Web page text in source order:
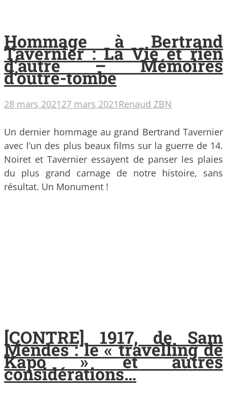
Hommage à Bertrand
Tavernier : La Vie et rien
d’autre – Mémoires
d’outre-tombe
28 mars 202127 mars 2021 Renaud ZBN
Un dernier hommage au grand Bertrand Tavernier
avec l’un des plus beaux films sur la guerre de 14.
Noiret et Tavernier essayent de panser les plaies
du plus grand carnage de notre histoire, sans
résultat. Un Monument !
[CONTRE] 1917, de Sam
Mendes : le « travelling de
Kapo » et autres
considérations…